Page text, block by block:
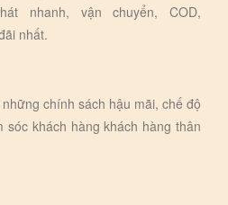
nhanh, vận chuyển, COD,
nhất.
chính sách hậu mãi, chế độ
sóc khách hàng khách hàng thân